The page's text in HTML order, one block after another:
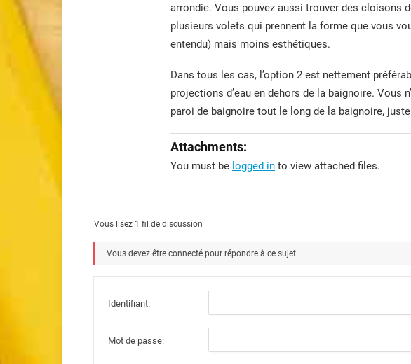
arrondie. Vous pouvez aussi trouver des cloisons
plusieurs volets qui prennent la forme que vous
entendu) mais moins esthétiques.
Dans tous les cas, l’option 2 est nettement
projections d’eau en dehors de la baignoire. Vous
paroi de baignoire tout le long de la baignoire,
Attachments:
You must be logged in to view attached files.
Vous lisez 1 fil de discussion
Vous devez être connecté pour répondre à ce sujet.
Identifiant:
Mot de passe: